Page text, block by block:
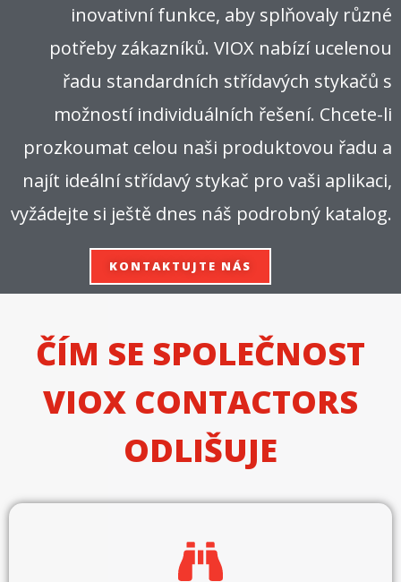
inovativní funkce, aby splňovaly různé
potřeby zákazníků. VIOX nabízí ucelenou
řadu standardních střídavých stykačů s
možností individuálních řešení. Chcete-li
prozkoumat celou naši produktovou řadu a
najít ideální střídavý stykač pro vaši aplikaci,
vyžádejte si ještě dnes náš podrobný katalog.
KONTAKTUJTE NÁS
ČÍM SE SPOLEČNOST
VIOX CONTACTORS
ODLIŠUJE